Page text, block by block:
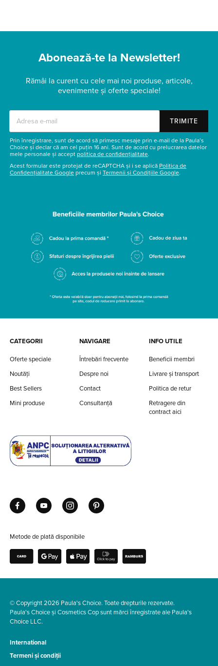
Abonează-te la Newsletter!
Rămâi la curent cu cele mai noi produse, articole,
evenimente și oferte speciale!
TRIMITE
Prin înregistrare, sunt de acord să primesc mesaje prin e-mail de la Paula’s
Choice și declar că am cel puțin 16 ani. Sunt de acord cu prelucrarea datelor
mele personale și accept politica de confidențialitate.
Acest formular este protejat de reCAPTCHA și i se aplică Politica de
Confidențialitate Google precum și Termenii și Condițiile Google.
CATEGORII
Oferte speciale
Noutăți
Best Sellers
Mini produse
NAVIGARE
Întrebări frecvente
Despre noi
Contact
Consultanță
INFO UTILE
Beneficii membri
Livrare și transport
Politica de retur
Retragere din
contract aici
Metode de plată disponibile
© Copyright 2026 Paula's Choice. Toate drepturile rezervate.
Paula's Choice și Cosmetics Cop sunt mărci înregistrate ale Paula's
Choice LLC.
International
Termeni și condiții